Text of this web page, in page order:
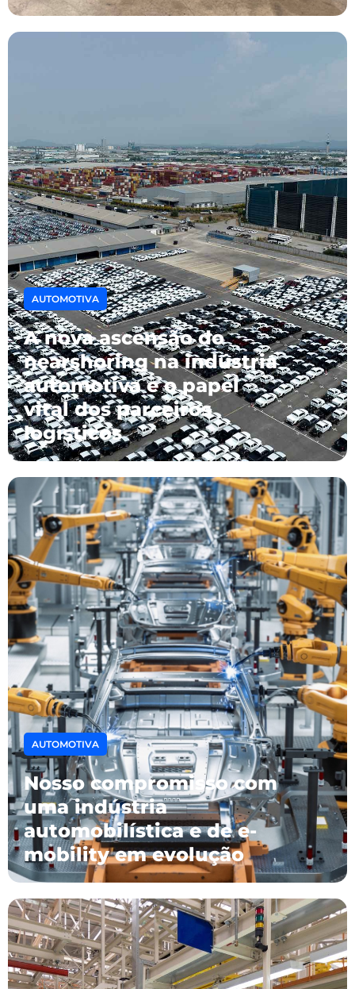
AUTOMOTIVA
A nova ascensão do
nearshoring na indústria
automotiva e o papel
vital dos parceiros
logísticos
AUTOMOTIVA
Nosso compromisso com
uma indústria
automobilística e de e-
mobility em evolução